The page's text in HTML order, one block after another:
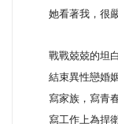
她看著我，很嚴
戰戰兢兢的坦白
結束異性戀婚姻
寫家族，寫青春
寫工作上為捍衛